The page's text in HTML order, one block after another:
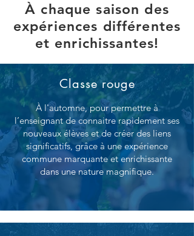
À chaque saison des
expériences différentes
et enrichissantes!
Classe rouge
À l'automne, pour permettre à
l’enseignant de connaitre rapidement ses
nouveaux élèves et de créer des liens
significatifs, grâce à une expérience
commune marquante et enrichissante
dans une nature magnifique.